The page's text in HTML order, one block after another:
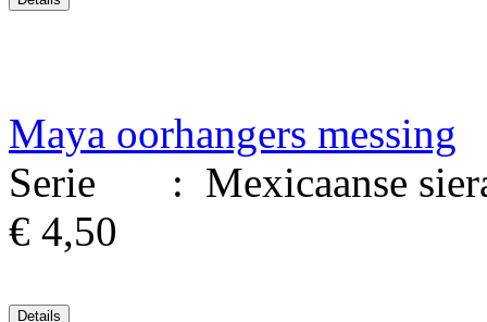
Maya oorhangers messing
Serie : Mexicaanse
€ 4,50